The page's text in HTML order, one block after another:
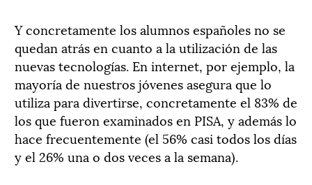
Y concretamente los alumnos españoles no se
quedan atrás en cuanto a la utilización de las
nuevas tecnologías. En internet, por ejemplo, la
mayoría de nuestros jóvenes asegura que lo
utiliza para divertirse, concretamente el 83% de
los que fueron examinados en PISA, y además lo
hace frecuentemente (el 56% casi todos los días
y el 26% una o dos veces a la semana).